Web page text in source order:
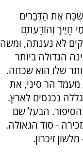
אֶת הַדְּבָרִים
חַיֶּיךָ וְהוֹדַעְתָּם
לא נענתה, ומשה
הגדולה ביותר
שלו הוא שכחה.
הר סיני, את
נכנסים לארץ.
הסיפור. הבעל שם
- סוד הגאולה.
זיכרון.